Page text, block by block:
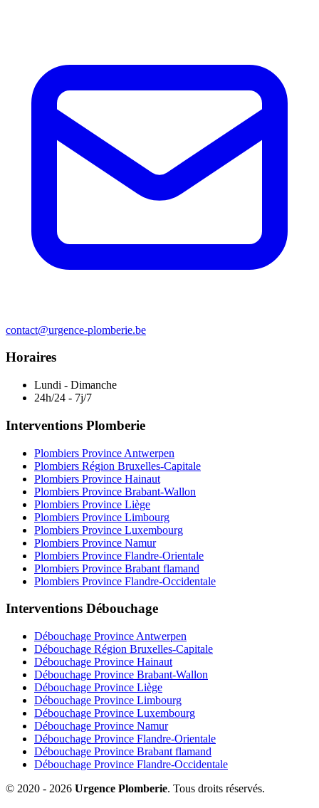
contact@urgence-plomberie.be
Horaires
Lundi - Dimanche
24h/24 - 7j/7
Interventions Plomberie
Plombiers Province Antwerpen
Plombiers Région Bruxelles-Capitale
Plombiers Province Hainaut
Plombiers Province Brabant-Wallon
Plombiers Province Liège
Plombiers Province Limbourg
Plombiers Province Luxembourg
Plombiers Province Namur
Plombiers Province Flandre-Orientale
Plombiers Province Brabant flamand
Plombiers Province Flandre-Occidentale
Interventions Débouchage
Débouchage Province Antwerpen
Débouchage Région Bruxelles-Capitale
Débouchage Province Hainaut
Débouchage Province Brabant-Wallon
Débouchage Province Liège
Débouchage Province Limbourg
Débouchage Province Luxembourg
Débouchage Province Namur
Débouchage Province Flandre-Orientale
Débouchage Province Brabant flamand
Débouchage Province Flandre-Occidentale
© 2020 - 2026 Urgence Plomberie. Tous droits réservés.